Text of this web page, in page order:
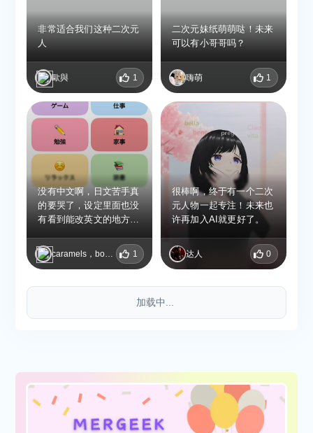
非常适合我们这种二次元
人
歐與 1
二次元妹纸萌萌哒！未来
可以有小哥哥吗？
嗨萌 1
没有中文啊，日文苦手真
的要哭了，设定里面也没
有看到能改英文的地方，
换装也很有意思
caramels，bonbons et chocolats 1
很棒啊，终于有一个二次
元人物一起专注！未来也
许再加入AI就更好了。
达人 0
加载中...